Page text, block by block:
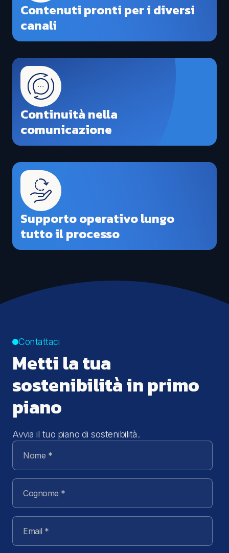
Contenuti pronti per i diversi
canali
Continuità nella
comunicazione
Supporto operativo lungo
tutto il processo
Contattaci
Metti la tua
sostenibilità in primo
piano
Avvia il tuo piano di sostenibilità.